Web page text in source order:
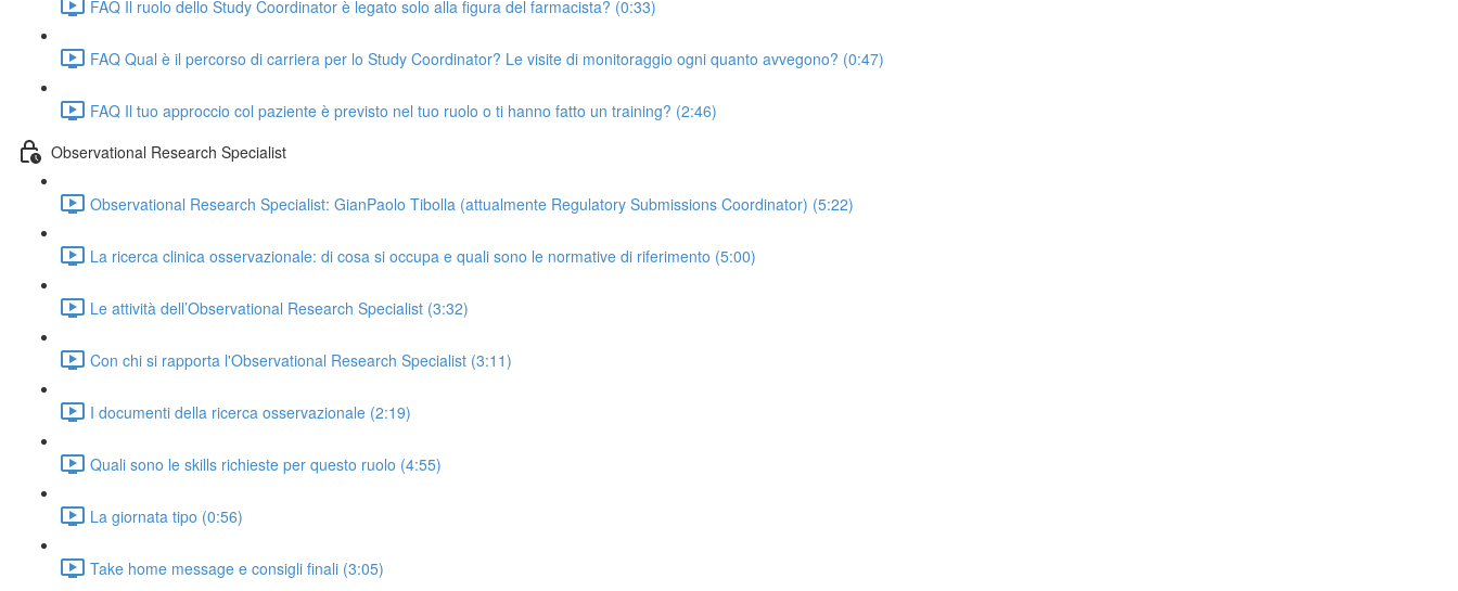
FAQ Il ruolo dello Study Coordinator è legato solo alla figura del farmacista? (0:33)
FAQ Qual è il percorso di carriera per lo Study Coordinator? Le visite di monitoraggio ogni quanto avvegono? (0:47)
FAQ Il tuo approccio col paziente è previsto nel tuo ruolo o ti hanno fatto un training? (2:46)
Observational Research Specialist
Observational Research Specialist: GianPaolo Tibolla (attualmente Regulatory Submissions Coordinator) (5:22)
La ricerca clinica osservazionale: di cosa si occupa e quali sono le normative di riferimento (5:00)
Le attività dell’Observational Research Specialist (3:32)
Con chi si rapporta l'Observational Research Specialist (3:11)
I documenti della ricerca osservazionale (2:19)
Quali sono le skills richieste per questo ruolo (4:55)
La giornata tipo (0:56)
Take home message e consigli finali (3:05)